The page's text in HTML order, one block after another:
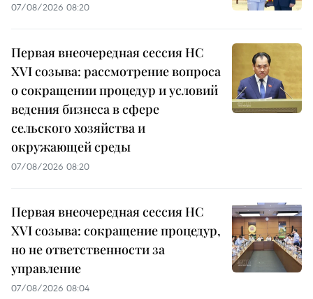
07/08/2026 08:20
Первая внеочередная сессия НС
XVI созыва: рассмотрение вопроса
о сокращении процедур и условий
ведения бизнеса в сфере
сельского хозяйства и
окружающей среды
07/08/2026 08:20
Первая внеочередная сессия НС
XVI созыва: сокращение процедур,
но не ответственности за
управление
07/08/2026 08:04